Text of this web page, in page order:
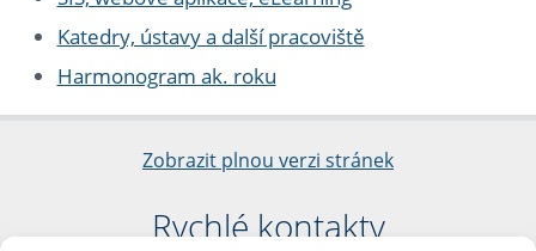
Katedry, ústavy a další pracoviště
Harmonogram ak. roku
Zobrazit plnou verzi stránek
Rychlé kontakty